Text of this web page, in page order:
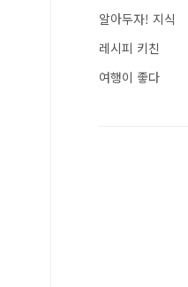
알아두자! 지식
레시피 키친
여행이 좋다